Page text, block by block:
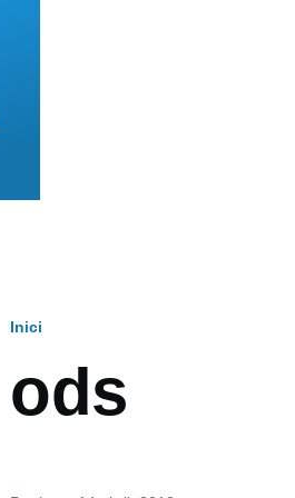
d'ariadna
Inici
ods